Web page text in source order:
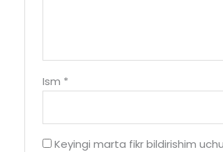
Ism *
Keyingi marta fikr bildirishim